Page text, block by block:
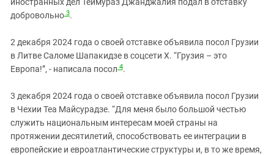
добровольно 3.
2 декабря 2024 года о своей отставке объявила посол Грузии
в Литве Саломе Шапакидзе в соцсети Х. “Грузия – это
Европа!”, - написала посол 4.
3 декабря 2024 года о своей отставке объявила посол Грузии
в Чехии Теа Майсурадзе. “Для меня было большой честью
служить национальным интересам моей страны на
протяжении десятилетий, способствовать ее интеграции в
европейские и евроатлантические структуры и, в то же время,